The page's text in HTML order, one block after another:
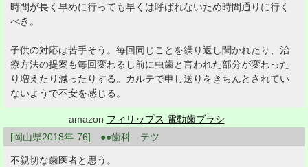
時間が長く早めに行っても早くは呼ばれないため時間通りに行く
べき。
子供の対応は苦手そう。毎回同じことを繰り返し聞かれたり、治
療方法の提案も毎回変わるし前に虫歯と言われた部分が変わった
り増えたり減ったりする。カルテで申し送りをきちんとされてい
ないようで不安を感じる。
amazon フィリップス 電動歯ブラシ
[岡山県2018年-76] ●●歯科 テツ
不親切な歯医者と思う。